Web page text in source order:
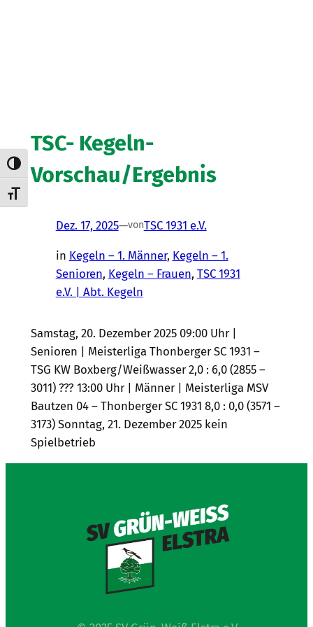
Umschalten auf hohe Kontraste
Schrift vergrößern
TSC- Kegeln-
Vorschau/Ergebnis
Dez. 17, 2025—vonTSC 1931 e.V.
in Kegeln – 1. Männer, Kegeln – 1.
Senioren, Kegeln – Frauen, TSC 1931
e.V. | Abt. Kegeln
Samstag, 20. Dezember 2025 09:00 Uhr |
Senioren | Meisterliga Thonberger SC 1931 –
TSG KW Boxberg/Weißwasser 2,0 : 6,0 (2855 –
3011) ??? 13:00 Uhr | Männer | Meisterliga MSV
Bautzen 04 – Thonberger SC 1931 8,0 : 0,0 (3571 –
3173) Sonntag, 21. Dezember 2025 kein
Spielbetrieb